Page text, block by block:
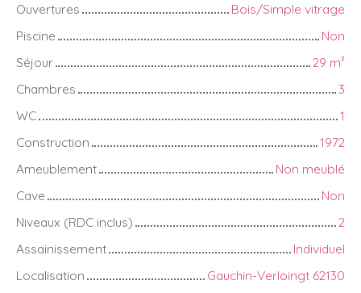
Ouvertures
Bois/Simple vitrage
Piscine
Non
Séjour
29 m²
Chambres
3
WC
1
Construction
1972
Ameublement
Non meublé
Cave
Non
Niveaux (RDC inclus)
2
Assainissement
Individuel
Localisation
Gauchin-Verloingt 62130